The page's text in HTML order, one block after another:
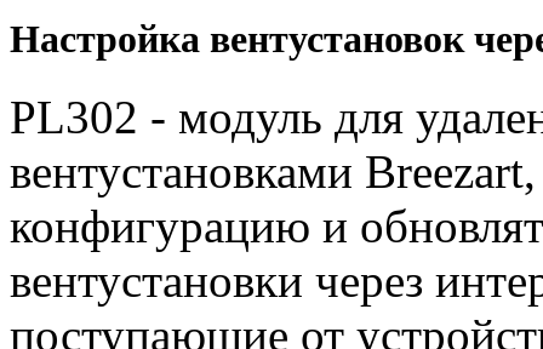
Настройка вентустановок
PL302 - модуль для
вентустановками
конфигурацию и
вентустановки через
поступающие от